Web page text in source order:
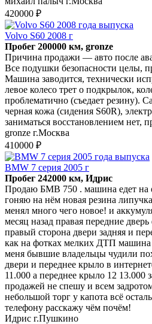
420000 ₽
Volvo S60 2008 г
Пробег 200000 км, gronze
Причина продажи — авто после
Все подушки безопасности целы,
Машина заводится, технически
левое колесо трет о подкрылок,
проблематично (съедает резину).
черная кожа (сидения S60R),
заниматься восстановлением нет,
gronze г.Москва
410000 ₽
BMW 7 серия 2005 г
Пробег 242000 км, Идрис
Продаю БМВ 750 . машина едет на
гоняю на нём новая резина
менял много чего новое! и
месяц назад правая передние
правый сторона двери задняя и
как на фотках мелких ДТП машина
меня бывшие владельцы чудили
двери и переднее крыло в
11.000 а переднее крыло 12 13.000
продажей не спешу и всем
небольшой торг у капота всё
телефону расскажу чём почём!
Идрис г.Пушкино